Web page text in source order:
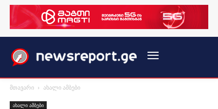
მთავარი ახალი ამბები
ახალი ამბები